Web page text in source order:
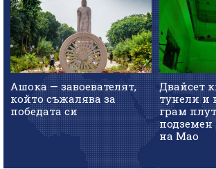
Ашока — завоевателят,
който съжалява за
победата си
Двайсет
тунели и
грам
подземен
на Мао